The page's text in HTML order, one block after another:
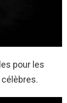
pour les